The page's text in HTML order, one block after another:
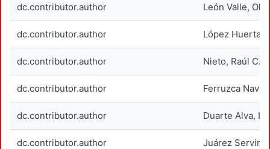
dc.contributor.author León Valle,
dc.contributor.author López Huerta,
dc.contributor.author Nieto, Raúl C.
dc.contributor.author Ferruzca
dc.contributor.author Duarte Alva,
dc.contributor.author Juárez Servin,